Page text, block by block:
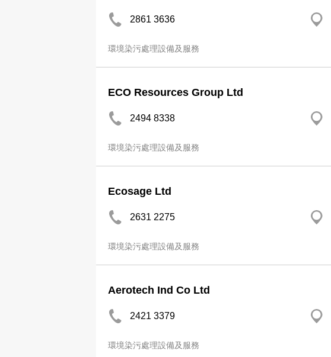
2861 3636
環境染污處理設備及服務
ECO Resources Group Ltd
2494 8338
環境染污處理設備及服務
Ecosage Ltd
2631 2275
環境染污處理設備及服務
Aerotech Ind Co Ltd
2421 3379
環境染污處理設備及服務